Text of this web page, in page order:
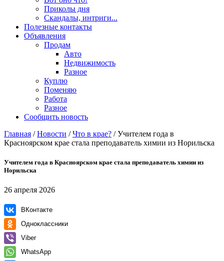
Приколы дня
Скандалы, интриги...
Полезные контакты
Объявления
Продам
Авто
Недвижимость
Разное
Куплю
Поменяю
Работа
Разное
Сообщить новость
Главная /Новости /Что в крае? /Учителем года в
Красноярском крае стала преподаватель химии из Норильска
Учителем года в Красноярском крае стала преподаватель химии из
Норильска
26 апреля 2026
ВКонтакте
Одноклассники
Viber
WhatsApp